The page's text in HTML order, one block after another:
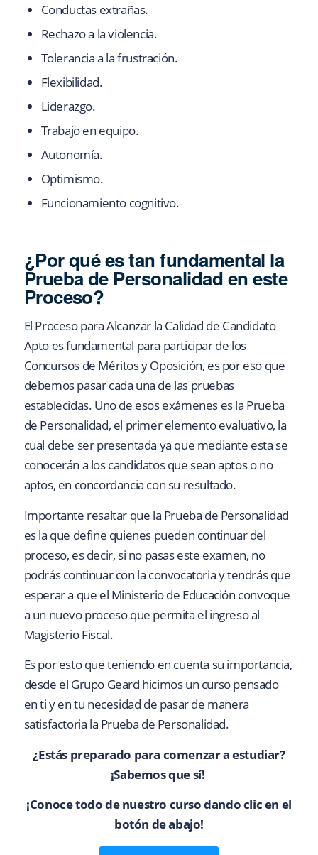
Conductas extrañas.
Rechazo a la violencia.
Tolerancia a la frustración.
Flexibilidad.
Liderazgo.
Trabajo en equipo.
Autonomía.
Optimismo.
Funcionamiento cognitivo.
¿Por qué es tan fundamental la
Prueba de Personalidad en este
Proceso?
El Proceso para Alcanzar la Calidad de Candidato
Apto es fundamental para participar de los
Concursos de Méritos y Oposición, es por eso que
debemos pasar cada una de las pruebas
establecidas. Uno de esos exámenes es la Prueba
de Personalidad, el primer elemento evaluativo, la
cual debe ser presentada ya que mediante esta se
conocerán a los candidatos que sean aptos o no
aptos, en concordancia con su resultado.
Importante resaltar que la Prueba de Personalidad
es la que define quienes pueden continuar del
proceso, es decir, si no pasas este examen, no
podrás continuar con la convocatoria y tendrás que
esperar a que el Ministerio de Educación convoque
a un nuevo proceso que permita el ingreso al
Magisterio Fiscal.
Es por esto que teniendo en cuenta su importancia,
desde el Grupo Geard hicimos un curso pensado
en ti y en tu necesidad de pasar de manera
satisfactoria la Prueba de Personalidad.
¿Estás preparado para comenzar a estudiar?
¡Sabemos que sí!
¡Conoce todo de nuestro curso dando clic en el
botón de abajo!